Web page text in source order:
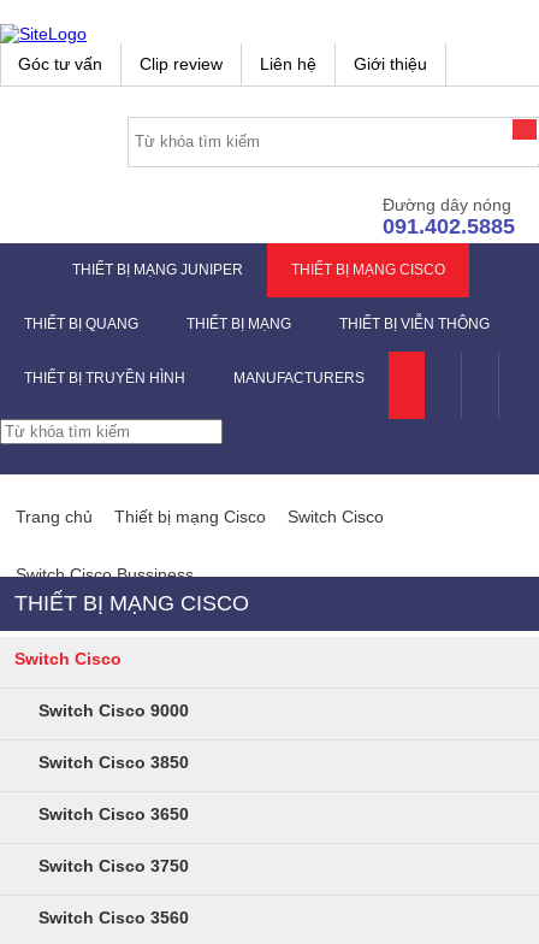
Góc tư vấn Clip review Liên hệ Giới thiệu
Đường dây nóng
091.402.5885
THIẾT BỊ MẠNG JUNIPER THIẾT BỊ MẠNG CISCO
THIẾT BỊ QUANG THIẾT BỊ MẠNG THIẾT BỊ VIỄN THÔNG
THIẾT BỊ TRUYỀN HÌNH MANUFACTURERS
Trang chủ Thiết bị mạng Cisco Switch Cisco
Switch Cisco Bussiness
THIẾT BỊ MẠNG CISCO
Switch Cisco
Switch Cisco 9000
Switch Cisco 3850
Switch Cisco 3650
Switch Cisco 3750
Switch Cisco 3560